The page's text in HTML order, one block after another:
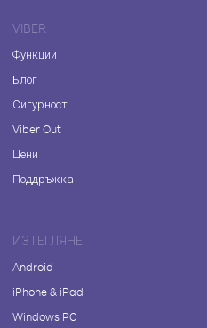
VIBER
Функции
Блог
Сигурност
Viber Out
Цени
Поддръжка
ИЗТЕГЛЯНЕ
Android
iPhone & iPad
Windows PC